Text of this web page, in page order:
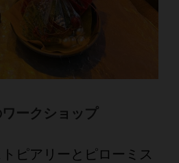
ワークショップ
ピアリーとピローミス